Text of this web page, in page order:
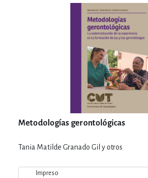
Metodologías gerontológicas
Tania Matilde Granado Gil y otros
Impreso